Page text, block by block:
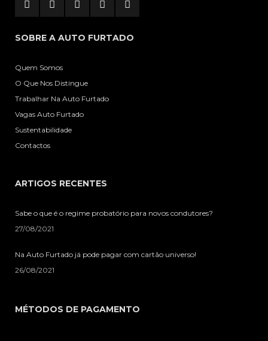
SOBRE A AUTO FURTADO
Quem Somos
O Que Nos Distingue
Trabalhar Na Auto Furtado
Vagas Auto Furtado
Sustentabilidade
Contactos
ARTIGOS RECENTES
Sabe o que é o regime probatório para novos condutores?
27/08/2021
Na Auto Furtado já pode pagar com cartão universo!
26/08/2021
MÉTODOS DE PAGAMENTO